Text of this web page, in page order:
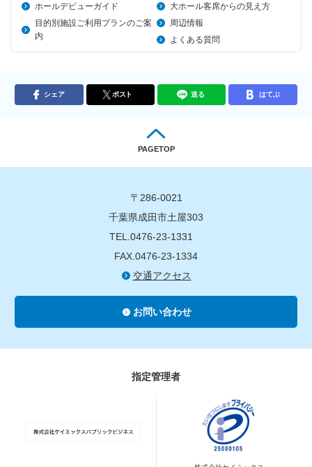
ホールデビューガイド
大ホール客席からの見え方
目的別施設ご利用プランのご案
内
周辺情報
よくある質問
シェア ポスト 送る はてぶ
PAGETOP
〒286-0021
千葉県成田市土屋303
TEL.0476-23-1331
FAX.0476-23-1334
交通アクセス
お問い合わせ
指定管理者